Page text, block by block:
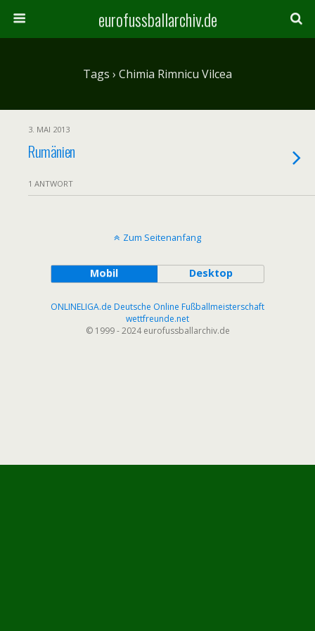
eurofussballarchiv.de
Tags › Chimia Rimnicu Vilcea
3. MAI 2013
Rumänien
1 ANTWORT
Zum Seitenanfang
Mobil Desktop
ONLINELIGA.de Deutsche Online Fußballmeisterschaft
wettfreunde.net
© 1999 - 2024 eurofussballarchiv.de